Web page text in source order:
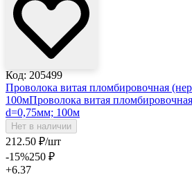
Код: 205499
Проволока витая пломбировочная
100мПроволока витая
d=0,75мм; 100м
Нет в наличии
212.50 ₽/шт
-15%250 ₽
+6.37